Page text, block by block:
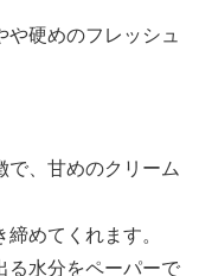
硬めのフレッシュ
で、甘めのクリーム
めてくれます。
る水分をペーパーで